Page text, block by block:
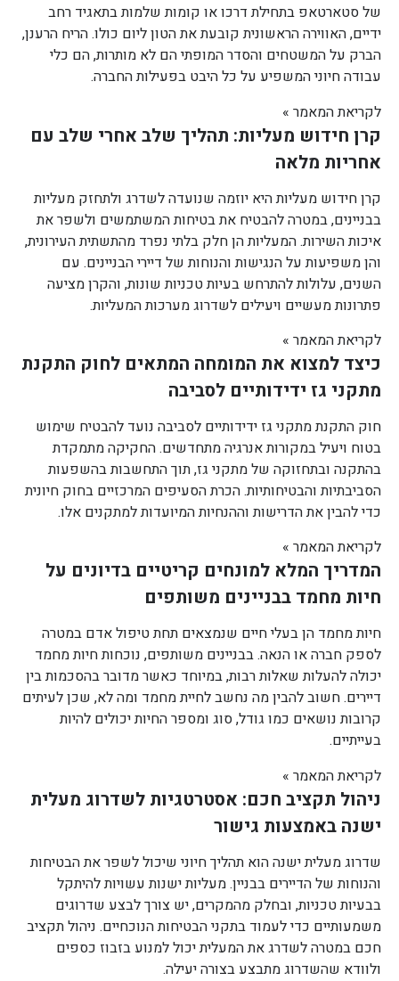
של סטארטאפ בתחילת דרכו או קומות שלמות בתאגיד רחב
ידיים, האווירה הראשונית קובעת את הטון ליום כולו. הריח הרענן,
הברק על המשטחים והסדר המופתי הם לא מותרות, הם כלי
עבודה חיוני המשפיע על כל היבט בפעילות החברה.
לקריאת המאמר »
קרן חידוש מעליות: תהליך שלב אחרי שלב עם
אחריות מלאה
קרן חידוש מעליות היא יוזמה שנועדה לשדרג ולתחזק מעליות
בבניינים, במטרה להבטיח את בטיחות המשתמשים ולשפר את
איכות השירות. המעליות הן חלק בלתי נפרד מהתשתית העירונית,
והן משפיעות על הנגישות והנוחות של דיירי הבניינים. עם
השנים, עלולות להתרחש בעיות טכניות שונות, והקרן מציעה
פתרונות מעשיים ויעילים לשדרוג מערכות המעליות.
לקריאת המאמר »
כיצד למצוא את המומחה המתאים לחוק התקנת
מתקני גז ידידותיים לסביבה
חוק התקנת מתקני גז ידידותיים לסביבה נועד להבטיח שימוש
בטוח ויעיל במקורות אנרגיה מתחדשים. החקיקה מתמקדת
בהתקנה ובתחזוקה של מתקני גז, תוך התחשבות בהשפעות
הסביבתיות והבטיחותיות. הכרת הסעיפים המרכזיים בחוק חיונית
כדי להבין את הדרישות וההנחיות המיועדות למתקנים אלו.
לקריאת המאמר »
המדריך המלא למונחים קריטיים בדיונים על
חיות מחמד בבניינים משותפים
חיות מחמד הן בעלי חיים שנמצאים תחת טיפול אדם במטרה
לספק חברה או הנאה. בבניינים משותפים, נוכחות חיות מחמד
יכולה להעלות שאלות רבות, במיוחד כאשר מדובר בהסכמות בין
דיירים. חשוב להבין מה נחשב לחיית מחמד ומה לא, שכן לעיתים
קרובות נושאים כמו גודל, סוג ומספר החיות יכולים להיות
בעייתיים.
לקריאת המאמר »
ניהול תקציב חכם: אסטרטגיות לשדרוג מעלית
ישנה באמצעות גישור
שדרוג מעלית ישנה הוא תהליך חיוני שיכול לשפר את הבטיחות
והנוחות של הדיירים בבניין. מעליות ישנות עשויות להיתקל
בבעיות טכניות, ובחלק מהמקרים, יש צורך לבצע שדרוגים
משמעותיים כדי לעמוד בתקני הבטיחות הנוכחיים. ניהול תקציב
חכם במטרה לשדרג את המעלית יכול למנוע בזבוז כספים
ולוודא שהשדרוג מתבצע בצורה יעילה.